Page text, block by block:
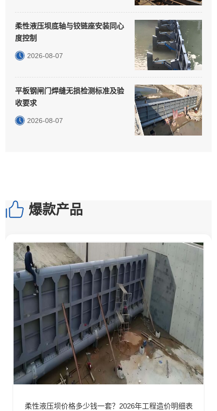
柔性液压坝底轴与铰链座安装同心
度控制
2026-08-07
平板钢闸门焊缝无损检测标准及验
收要求
2026-08-07
爆款产品
柔性液压坝价格多少钱一套？2026年工程造价明细表